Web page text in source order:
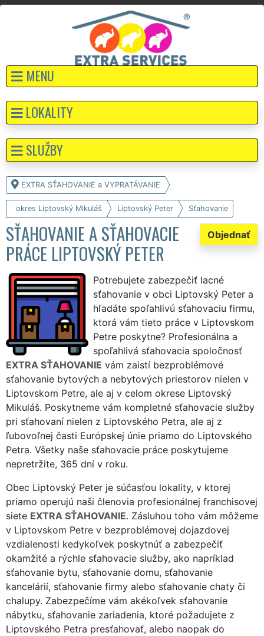
MENU
EXTRA SŤAHOVANIE a VYPRATÁVANIE
okres Liptovský Mikuláš Liptovský Peter Sťahovanie
Objednať
SŤAHOVANIE A SŤAHOVACIE
PRÁCE LIPTOVSKÝ PETER
Potrebujete zabezpečiť lacné
sťahovanie v obci Liptovský Peter a
hľadáte spoľahlivú sťahovaciu firmu,
ktorá vám tieto práce v Liptovskom
Petre poskytne? Profesionálna a
spoľahlivá sťahovacia spoločnosť
EXTRA SŤAHOVANIE vám zaistí bezproblémové
sťahovanie bytových a nebytových priestorov nielen v
Liptovskom Petre, ale aj v celom okrese Liptovský
Mikuláš. Poskytneme vám kompletné sťahovacie služby
pri sťahovaní nielen z Liptovského Petra, ale aj z
ľubovoľnej časti Európskej únie priamo do Liptovského
Petra. Všetky naše sťahovacie práce poskytujeme
nepretržite, 365 dní v roku.
Obec Liptovský Peter je súčasťou lokality, v ktorej
priamo operujú naši členovia profesionálnej franchisovej
siete EXTRA SŤAHOVANIE. Zásluhou toho vám môžeme
v Liptovskom Petre v bezproblémovej dojazdovej
vzdialenosti kedykoľvek poskytnúť a zabezpečiť
okamžité a rýchle sťahovacie služby, ako napríklad
sťahovanie bytu, sťahovanie domu, sťahovanie
kancelárií, sťahovanie firmy alebo sťahovanie chaty či
chalupy. Zabezpečíme vám akékoľvek sťahovanie
nábytku, sťahovanie zariadenia, ktoré požadujete z
Liptovského Petra presťahovať, alebo naopak do
LOKALITY
SLUŽBY